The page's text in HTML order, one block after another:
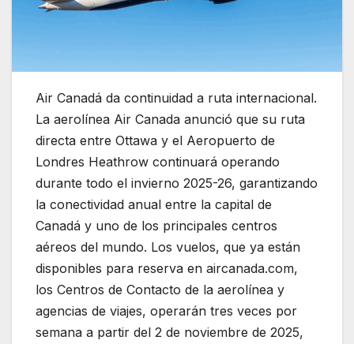
Air Canadá da continuidad a ruta internacional.
La aerolínea Air Canada anunció que su ruta
directa entre Ottawa y el Aeropuerto de
Londres Heathrow continuará operando
durante todo el invierno 2025-26, garantizando
la conectividad anual entre la capital de
Canadá y uno de los principales centros
aéreos del mundo. Los vuelos, que ya están
disponibles para reserva en aircanada.com,
los Centros de Contacto de la aerolínea y
agencias de viajes, operarán tres veces por
semana a partir del 2 de noviembre de 2025,